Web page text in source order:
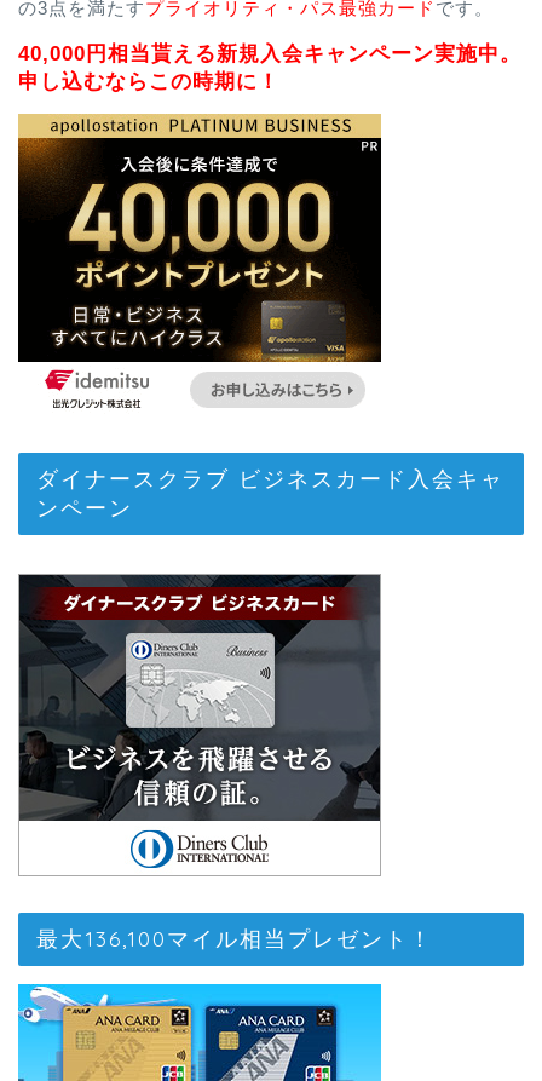
の3点を満たすプライオリティ・パス最強カード です。
40,000円相当貰える新規入会キャンペーン実施中。
申し込むならこの時期に！
ダイナースクラブ ビジネスカード入会キャ
ンペーン
最大136,100マイル相当プレゼント！